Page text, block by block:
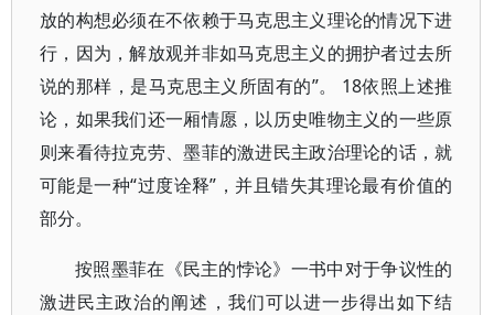
放的构想必须在不依赖于马克思主义理论的情况下进
行，因为，解放观并非如马克思主义的拥护者过去所
说的那样，是马克思主义所固有的”。 18依照上述推
论，如果我们还一厢情愿，以历史唯物主义的一些原
则来看待拉克劳、墨菲的激进民主政治理论的话，就
可能是一种“过度诠释”，并且错失其理论最有价值的
部分。
按照墨菲在《民主的悖论》一书中对于争议性的
激进民主政治的阐述，我们可以进一步得出如下结